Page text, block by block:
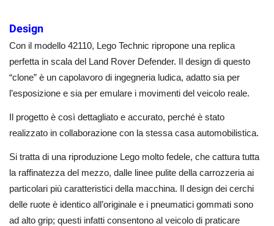
Design
Con il modello 42110, Lego Technic ripropone una replica
perfetta in scala del Land Rover Defender. Il design di questo
“clone” è un capolavoro di ingegneria ludica, adatto sia per
l’esposizione e sia per emulare i movimenti del veicolo reale.
Il progetto è così dettagliato e accurato, perché è stato
realizzato in collaborazione con la stessa casa automobilistica.
Si tratta di una riproduzione Lego molto fedele, che cattura tutta
la raffinatezza del mezzo, dalle linee pulite della carrozzeria ai
particolari più caratteristici della macchina. Il design dei cerchi
delle ruote è identico all’originale e i pneumatici gommati sono
ad alto grip; questi infatti consentono al veicolo di praticare